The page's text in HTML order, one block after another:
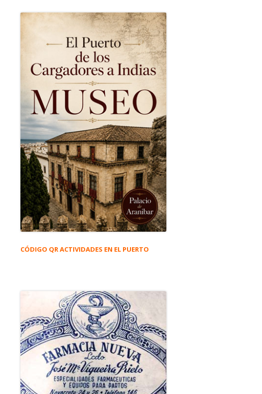
CÓDIGO QR ACTIVIDADES EN EL PUERTO